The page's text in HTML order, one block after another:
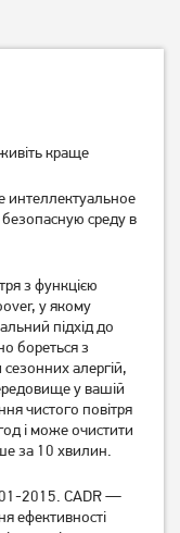
повітря Philips
краще
интеллектуальное
среду в
з функцією
у якому
підхід до
бореться з
алергій,
у вашій
чистого повітря
і може очистити
за 10 хвилин.
2015. CADR —
ефективності